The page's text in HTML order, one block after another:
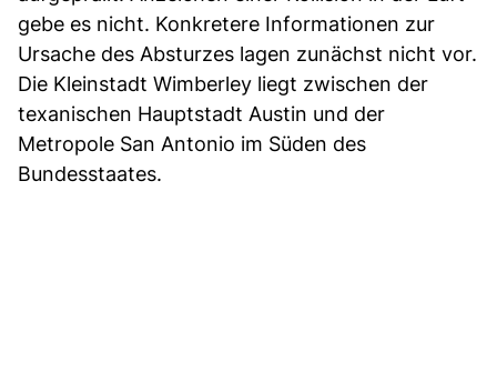
gebe es nicht. Konkretere Informationen zur
Ursache des Absturzes lagen zunächst nicht vor.
Die Kleinstadt Wimberley liegt zwischen der
texanischen Hauptstadt Austin und der
Metropole San Antonio im Süden des
Bundesstaates.